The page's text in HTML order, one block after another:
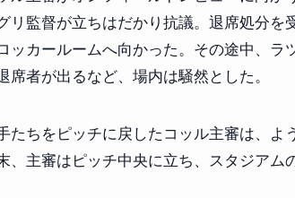
リ監督が立ちはだかり抗議。退席処分を
ッカールームへ向かった。その途中、ラ
席者が出るなど、場内は騒然とした。
たちをピッチに戻したコッル主審は、よ
、主審はピッチ中央に立ち、スタジアム